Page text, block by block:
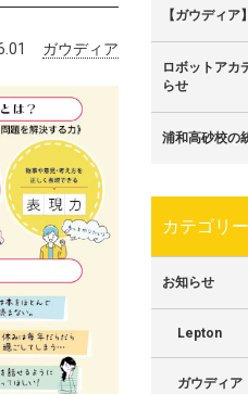
ガウディア
【ガウディア
ロボットアカ
らせ
浦和高砂校の
カテゴリー
お知らせ
Lepton
ガウディア